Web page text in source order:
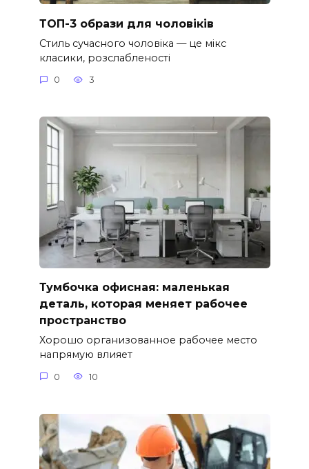
ТОП-3 образи для чоловіків
Стиль сучасного чоловіка — це мікс
класики, розслабленості
0 3
Тумбочка офисная: маленькая
деталь, которая меняет рабочее
пространство
Хорошо организованное рабочее место
напрямую влияет
0 10